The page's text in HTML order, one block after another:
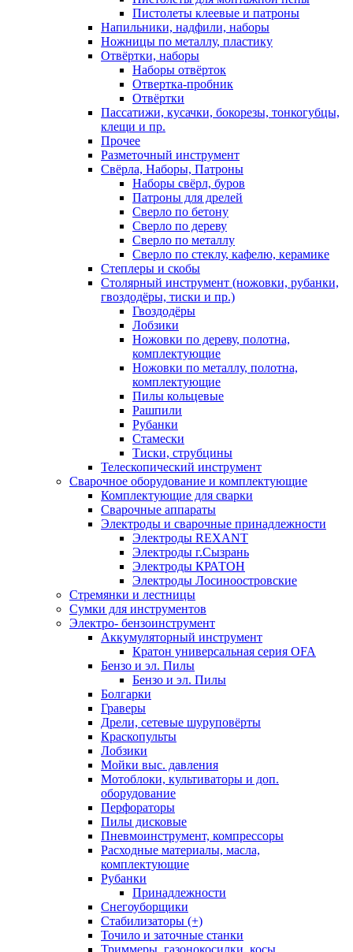
Пистолеты клеевые и патроны
Напильники, надфили, наборы
Ножницы по металлу, пластику
Отвёртки, наборы
Наборы отвёрток
Отвертка-пробник
Отвёртки
Пассатижи, кусачки, бокорезы, тонкогубцы,
клещи и пр.
Прочее
Разметочный инструмент
Свёрла, Наборы, Патроны
Наборы свёрл, буров
Патроны для дрелей
Сверло по бетону
Сверло по дереву
Сверло по металлу
Сверло по стеклу, кафелю, керамике
Степлеры и скобы
Столярный инструмент (ножовки, рубанки,
гвоздодёры, тиски и пр.)
Гвоздодёры
Лобзики
Ножовки по дереву, полотна,
комплектующие
Ножовки по металлу, полотна,
комплектующие
Пилы кольцевые
Рашпили
Рубанки
Стамески
Тиски, струбцины
Телескопический инструмент
Сварочное оборудование и комплектующие
Комплектующие для сварки
Сварочные аппараты
Электроды и сварочные принадлежности
Электроды REXANT
Электроды г.Сызрань
Электроды КРАТОН
Электроды Лосиноостровские
Стремянки и лестницы
Сумки для инструментов
Электро- бензоинструмент
Аккумуляторный инструмент
Кратон универсальная серия OFA
Бензо и эл. Пилы
Бензо и эл. Пилы
Болгарки
Граверы
Дрели, сетевые шуруповёрты
Краскопульты
Лобзики
Мойки выс. давления
Мотоблоки, культиваторы и доп.
оборудование
Перфораторы
Пилы дисковые
Пневмоинструмент, компрессоры
Расходные материалы, масла,
комплектующие
Рубанки
Принадлежности
Снегоуборщики
Стабилизаторы (+)
Точило и заточные станки